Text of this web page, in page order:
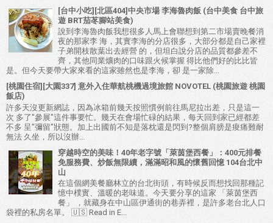
[台中小吃][北區404]中央市場 李海魯肉飯 (台中美食 台中旅
遊 BRT茄苳腳站美食)
說到李海魯肉飯我想很多人馬上會聯想到第二市場賣晚餐消
夜的那家李 海，其實李海的分店很多，大部分都是自己家裡
子弟開枝散葉出去經營 的，但坦白說分店的品質都參差不
齊，其他同業爌肉的口味跟火候掌握 得比他們好的比比皆
是。但今天要帶大家來看的這家雖然也是李海，卻 是一家除...
[桃園住宿][大園337] 意外入住華航桃機過境旅館 NOVOTEL (桃園旅遊 桃園
飯店)
許多天沒更新網誌，因為冰箱前幾天按照慣例前往馬尼拉出差，只是這一
次 多了"參展"這件事要忙。幾天在會場忙碌的結果，每天回到家已經都差
不多 呈"彌留"狀態。加上出國前不知是落枕還是閃到?整個肩膀是痠痛難耐
無法 久坐，所以沒辦...
穿越時空的美味！40年老字號「萊茵堡西餐」：400元排餐
免服務費、炒飯無限續，滿滿昭和風的懷舊回憶 104台北中
山
在這個網美餐廳林立的台北街頭，有時候反而想找回那種記
憶中樸實、溫暖的老味道。今天要分享的這家 「萊茵堡西
餐」 ，就藏身在中山區伊通街的巷弄裡，是許多老台北人口
袋裡的私房名單。 🇺🇸 Read in E...